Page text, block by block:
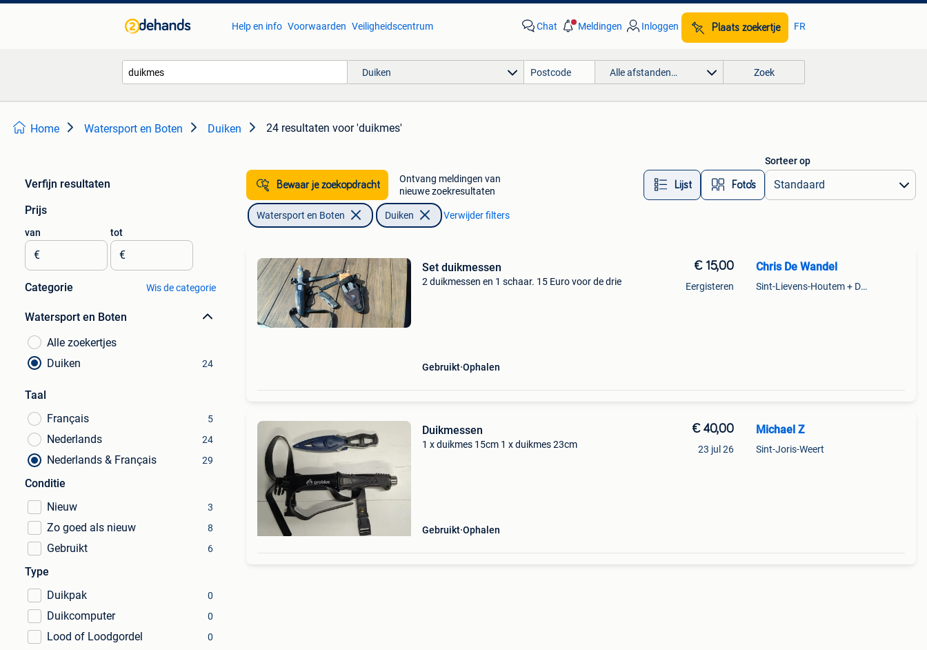
Help en info Voorwaarden Veiligheidscentrum Chat Meldingen Inloggen Plaats zoekertje FR
Duiken Alle afstanden… Zoek
Home Watersport en Boten Duiken 24 resultaten voor 'duikmes'
Verfijn resultaten
Prijs
van
€
tot
€
Categorie Wis de categorie
Watersport en Boten
Alle zoekertjes
Duiken
24
Taal
Français
5
Nederlands 24
Nederlands & Français 29
Conditie
Nieuw
3
Zo goed als nieuw 8
Gebruikt 6
Type
Duikpak
0
Duikcomputer 0
Lood of Loodgordel 0
Bewaar je zoekopdracht
Ontvang meldingen van
nieuwe zoekresultaten
Lijst Foto’s
Sorteer op
Watersport en Boten Duiken Verwijder filters
Set duikmessen
2 duikmessen en 1 schaar. 15 Euro voor de drie
Gebruikt Ophalen
€ 15,00
Eergisteren
Chris De Wandel
Sint-Lievens-Houtem + Deel Oombergen
Duikmessen
1 x duikmes 15cm 1 x duikmes 23cm
Gebruikt Ophalen
€ 40,00
23 jul 26
Michael Z
Sint-Joris-Weert